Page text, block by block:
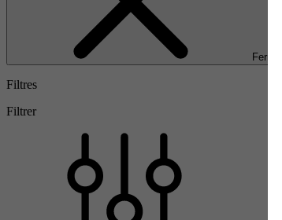
Fermer
Filtres
Filtrer